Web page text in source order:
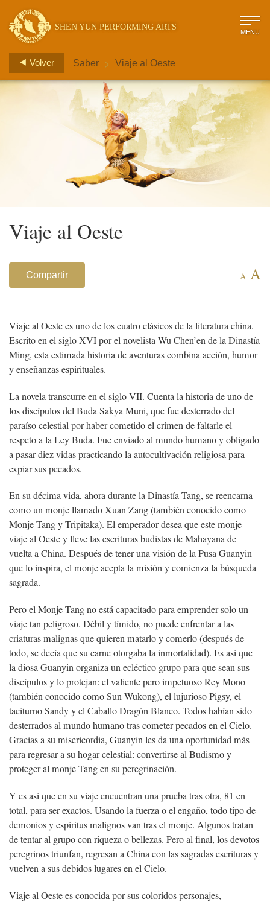
SHEN YUN PERFORMING ARTS MENU
Volver Saber > Viaje al Oeste
Viaje al Oeste
Compartir A A
Viaje al Oeste es uno de los cuatro clásicos de la literatura china.
Escrito en el siglo XVI por el novelista Wu Chen’en de la Dinastía
Ming, esta estimada historia de aventuras combina acción, humor
y enseñanzas espirituales.
La novela transcurre en el siglo VII. Cuenta la historia de uno de
los discípulos del Buda Sakya Muni, que fue desterrado del
paraíso celestial por haber cometido el crimen de faltarle el
respeto a la Ley Buda. Fue enviado al mundo humano y obligado
a pasar diez vidas practicando la autocultivación religiosa para
expiar sus pecados.
En su décima vida, ahora durante la Dinastía Tang, se reencarna
como un monje llamado Xuan Zang (también conocido como
Monje Tang y Tripitaka). El emperador desea que este monje
viaje al Oeste y lleve las escrituras budistas de Mahayana de
vuelta a China. Después de tener una visión de la Pusa Guanyin
que lo inspira, el monje acepta la misión y comienza la búsqueda
sagrada.
Pero el Monje Tang no está capacitado para emprender solo un
viaje tan peligroso. Débil y tímido, no puede enfrentar a las
criaturas malignas que quieren matarlo y comerlo (después de
todo, se decía que su carne otorgaba la inmortalidad). Es así que
la diosa Guanyin organiza un ecléctico grupo para que sean sus
discípulos y lo protejan: el valiente pero impetuoso Rey Mono
(también conocido como Sun Wukong), el lujurioso Pigsy, el
taciturno Sandy y el Caballo Dragón Blanco. Todos habían sido
desterrados al mundo humano tras cometer pecados en el Cielo.
Gracias a su misericordia, Guanyin les da una oportunidad más
para regresar a su hogar celestial: convertirse al Budismo y
proteger al monje Tang en su peregrinación.
Y es así que en su viaje encuentran una prueba tras otra, 81 en
total, para ser exactos. Usando la fuerza o el engaño, todo tipo de
demonios y espíritus malignos van tras el monje. Algunos tratan
de tentar al grupo con riqueza o bellezas. Pero al final, los devotos
peregrinos triunfan, regresan a China con las sagradas escrituras y
vuelven a sus debidos lugares en el Cielo.
Viaje al Oeste es conocida por sus coloridos personajes,